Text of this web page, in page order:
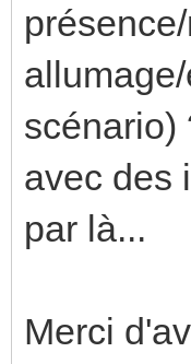
scénario)
avec des
par là...
Merci